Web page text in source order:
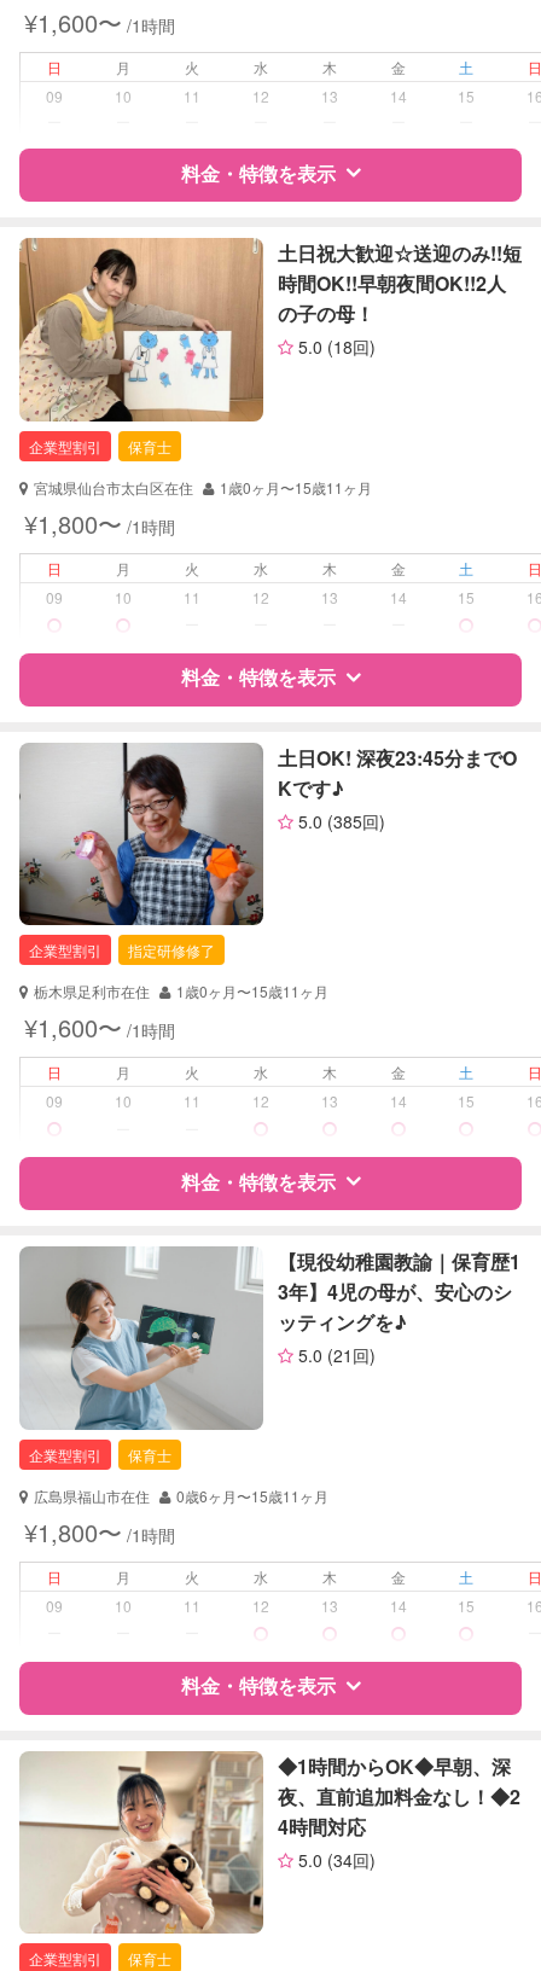
病児対応 病児、病後児、ともに不可
なし
定期予約 可能
お子様の撮影
（定期特典）
対応可能
¥1,600〜 /1時間
日 月 火 水 木 金 土
09
10 11 12 13 14 15
料金・特徴を表示
特徴 料金 レビュー
サポートの特徴
資格
企業型割引対象(旧内閣府補助対象)
自治体届出済ベビーシッター
保育士
夜間対応
子育て経験
障がい児対応 対応可否は個別に相談
お子様の撮影
（定期特典）
対応不可
土日祝大歓迎☆送迎のみ!!短
時間OK!!早朝夜間OK!!2人
の子の母！
5.0 (18回)
企業型割引
保育士
宮城県仙台市太白区在住
1歳0ヶ月〜15歳11ヶ月
¥1,800〜 /1時間
日 月 火 水 木 金 土
09
10 11 12 13 14 15
料金・特徴を表示
特徴 料金 レビュー
サポートの特徴
資格
企業型割引対象(旧内閣府補助対象)
自治体届出済ベビーシッター
保育士
幼稚園教諭
夜間対応
お泊まり保育
子育て経験
病児、病後児、ともに不可
レッスン 絵・工作レッスン
定期予約
お子様の撮影
（定期特典）
土日OK! 深夜23:45分までO
Kです♪
5.0 (385回)
企業型割引
指定研修修了
栃木県足利市在住
1歳0ヶ月〜15歳11ヶ月
¥1,600〜 /1時間
日 月 火 水 木 金 土
09
10 11 12 13 14 15
料金・特徴を表示
特徴 料金 レビュー
サポートの特徴
対応可能/特徴
早朝対応
子育て経験
病児、病後児、ともに不可
対応可否は個別に相談
定期予約 お引き受けしていません
お子様の撮影
（定期特典）
対応不可
【現役幼稚園教諭｜保育歴1
3年】4児の母が、安心のシ
ッティングを♪
5.0 (21回)
企業型割引
保育士
広島県福山市在住
0歳6ヶ月〜15歳11ヶ月
¥1,800〜 /1時間
日 月 火 水 木 金 土
09
10 11 12 13 14 15
料金・特徴を表示
特徴 料金 レビュー
サポートの特徴
企業型割引対象(旧内閣府補助対象)
自治体届出済ベビーシッター
保育士
◆1時間からOK◆早朝、深
夜、直前追加料金なし！◆2
4時間対応
5.0 (34回)
企業型割引
保育士